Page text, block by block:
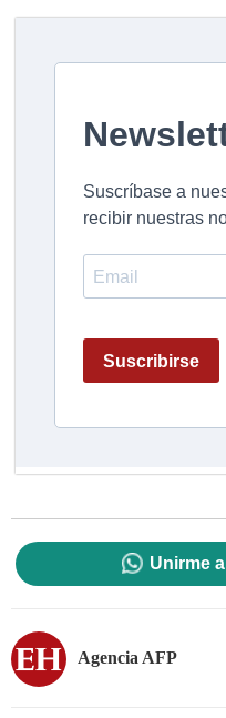
Unirme
Agencia AFP